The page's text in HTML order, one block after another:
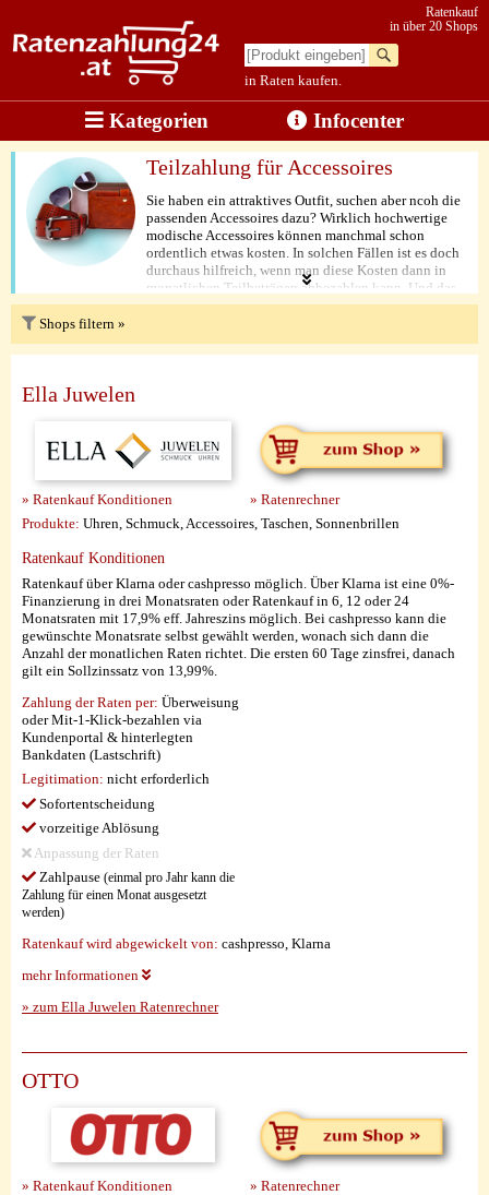
in Raten kaufen.
Ratenkauf
in über 20 Shops
Kategorien Infocenter
Teilzahlung für Accessoires
Sie haben ein attraktives Outfit, suchen aber ncoh die
passenden Accessoires dazu? Wirklich hochwertige
modische Accessoires können manchmal schon
ordentlich etwas kosten. In solchen Fällen ist es doch
durchaus hilfreich, wenn man diese Kosten dann in
monatlichen Teilbeträgen abbezahlen kann. Und das
ist durchaus in einigen Online-Shops möglich. Auf
Ratenzahlung für den Kauf Ihrer Accessoires nutzen
können.
Shops filtern »
Ella Juwelen
» Ratenkauf Konditionen
» Ratenrechner
Produkte: Uhren, Schmuck, Accessoires, Taschen, Sonnenbrillen
Ratenkauf Konditionen
Ratenkauf über Klarna oder cashpresso möglich. Über Klarna ist eine 0%-
Finanzierung in drei Monatsraten oder Ratenkauf in 6, 12 oder 24
Monatsraten mit 17,9% eff. Jahreszins möglich. Bei cashpresso kann die
gewünschte Monatsrate selbst gewählt werden, wonach sich dann die
Anzahl der monatlichen Raten richtet. Die ersten 60 Tage zinsfrei, danach
gilt ein Sollzinssatz von 13,99%.
Zahlung der Raten per: Überweisung
oder Mit-1-Klick-bezahlen via
Kundenportal & hinterlegten
Bankdaten (Lastschrift)
Legitimation: nicht erforderlich
Sofortentscheidung
vorzeitige Ablösung
Anpassung der Raten
Zahlpause (einmal pro Jahr kann die
Zahlung für einen Monat ausgesetzt
werden)
Ratenkauf wird abgewickelt von: cashpresso, Klarna
mehr Informationen
» zum Ella Juwelen Ratenrechner
OTTO
» Ratenkauf Konditionen
» Ratenrechner